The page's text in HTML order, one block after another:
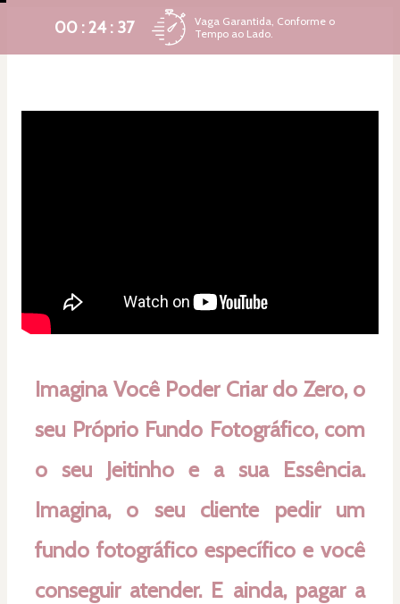
00 : 24 : 35
Vaga Garantida, Conforme o
Tempo ao Lado.
Imagina Você Poder Criar do Zero, o
seu Próprio Fundo Fotográfico, com
o seu Jeitinho e a sua Essência.
Imagina, o seu cliente pedir um
fundo fotográfico específico e você
conseguir atender. E ainda, pagar a